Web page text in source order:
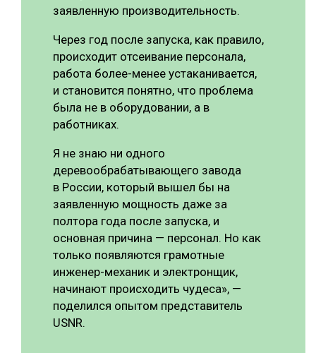
заявленную производительность.
Через год после запуска, как правило,
происходит отсеивание персонала,
работа более-менее устаканивается,
и становится понятно, что проблема
была не в оборудовании, а в
работниках.
Я не знаю ни одного
деревообрабатывающего завода
в России, который вышел бы на
заявленную мощность даже за
полтора года после запуска, и
основная причина — персонал. Но как
только появляются грамотные
инженер-механик и электронщик,
начинают происходить чудеса», —
поделился опытом представитель
USNR.